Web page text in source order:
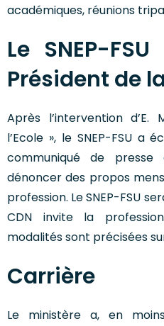
académiques, réunions
Le SNEP-
Président de
Après l’intervention
l’Ecole », le SNEP-FSU a
communiqué de
dénoncer des propos
profession. Le SNEP-FSU
CDN invite la
modalités sont précisées
Carrière
Le ministère a, en